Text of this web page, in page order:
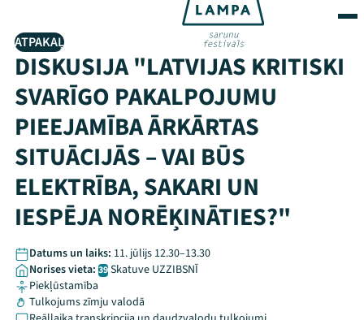
ATPAKAĻ
DISKUSIJA "LATVIJAS KRITISKI
SVARĪGO PAKALPOJUMU
PIEEJAMĪBA ĀRKĀRTAS
SITUĀCIJĀS – VAI BŪS
ELEKTRĪBA, SAKARI UN
IESPĒJA NORĒĶINĀTIES?"
Datums un laiks: 11. jūlijs 12.30–13.30
Norises vieta: 39Skatuve UZZIBSNĪ
Piekļūstamība
Tulkojums zīmju valodā